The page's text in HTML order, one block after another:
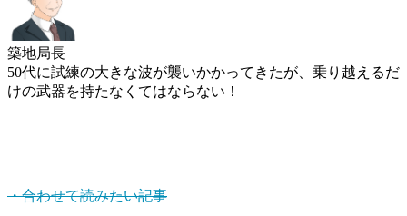
築地局長
50代に試練の大きな波が襲いかかってきたが、乗り越えるだ
けの武器を持たなくてはならない！
・合わせて読みたい記事